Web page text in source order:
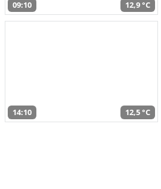
09:10 12,9 °C
14:10 12,5 °C